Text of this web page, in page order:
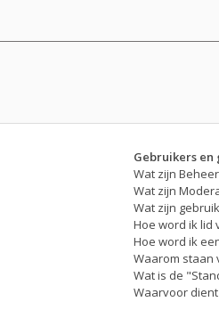
Gebruikers
Wat zijn
Wat zijn
Wat zijn
Hoe word ik lid
Hoe word ik
Waarom staan
Wat is de
Waarvoor